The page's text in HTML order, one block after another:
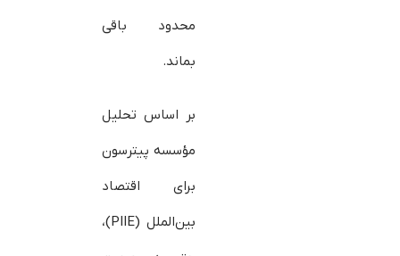
محدود باقی
بماند.
بر اساس تحلیل
مؤسسه پیترسون
برای اقتصاد
بین‌الملل (PIIE)،